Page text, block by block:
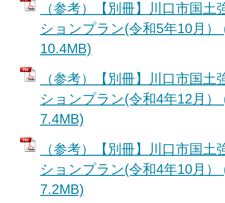
（参考）【別冊】川口市国
ションプラン(令和5年10月
10.4MB)
（参考）【別冊】川口市国
ションプラン(令和4年12月
7.4MB)
（参考）【別冊】川口市国
ションプラン(令和4年10月
7.2MB)